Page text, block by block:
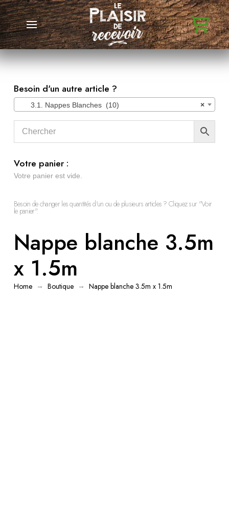
Besoin d'un autre article ?
×
3.1. Nappes Blanches (10)
Votre panier :
Votre panier est vide.
Besoin de changer les quantités d'un ou de plusieurs articles ? Cliquez sur "Voir
le panier".
Nappe blanche 3.5m
x 1.5m
Home → Boutique → Nappe blanche 3.5m x 1.5m